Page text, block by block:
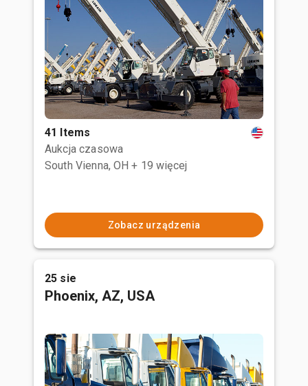
41 Items
Aukcja czasowa
South Vienna, OH + 19 więcej
Zobacz urządzenia
25 sie
Phoenix, AZ, USA